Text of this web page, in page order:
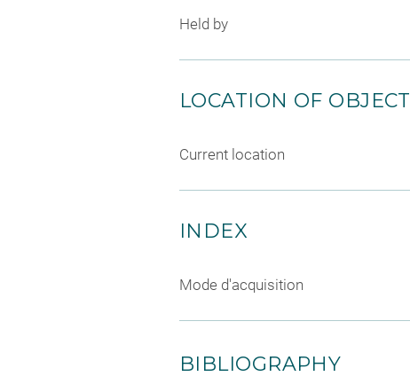
Held by
LOCATION OF OBJECT
Current location
INDEX
Mode d'acquisition
BIBLIOGRAPHY